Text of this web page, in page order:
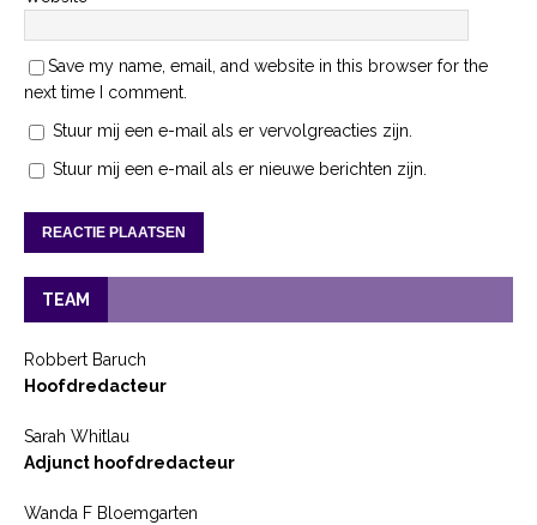
Save my name, email, and website in this browser for the
next time I comment.
Stuur mij een e-mail als er vervolgreacties zijn.
Stuur mij een e-mail als er nieuwe berichten zijn.
TEAM
Robbert Baruch
Hoofdredacteur
Sarah Whitlau
Adjunct hoofdredacteur
Wanda F Bloemgarten